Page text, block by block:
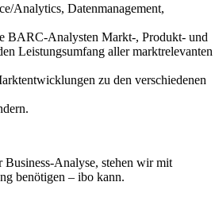
Analytics, Datenmanagement,
BARC-Analysten Markt-, Produkt- und
Leistungsumfang aller marktrelevanten
zu den verschiedenen
Business-Analyse, stehen wir mit
benötigen – ibo kann.